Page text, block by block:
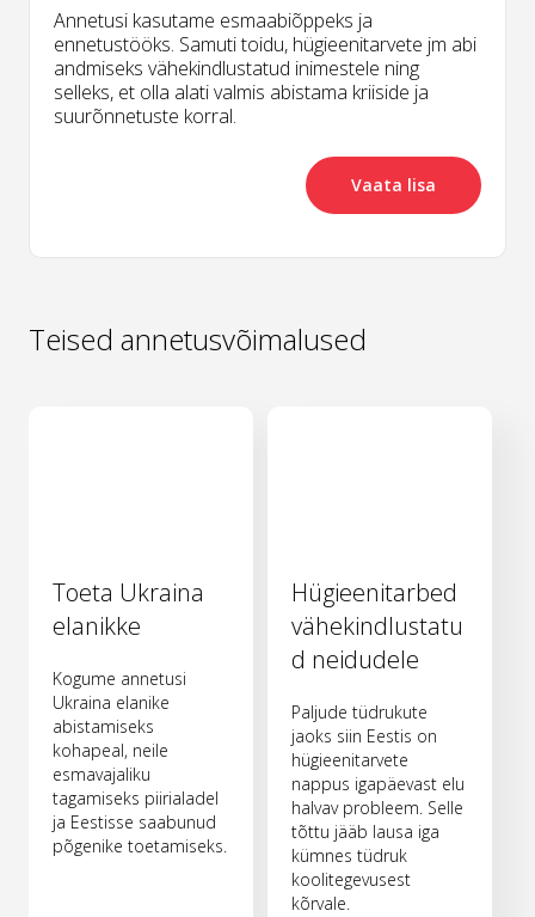
Annetusi kasutame esmaabiõppeks ja
ennetustööks. Samuti toidu, hügieenitarvete jm abi
andmiseks vähekindlustatud inimestele ning
selleks, et olla alati valmis abistama kriiside ja
suurõnnetuste korral.
Vaata lisa
Teised annetusvõimalused
Toeta Ukraina
elanikke
Kogume annetusi
Ukraina elanike
abistamiseks
kohapeal, neile
esmavajaliku
tagamiseks piirialadel
ja Eestisse saabunud
põgenike toetamiseks.
Hügieenitarbed
vähekindlustatu
d neidudele
Paljude tüdrukute
jaoks siin Eestis on
hügieenitarvete
nappus igapäevast elu
halvav probleem. Selle
tõttu jääb lausa iga
kümnes tüdruk
koolitegevusest
kõrvale.